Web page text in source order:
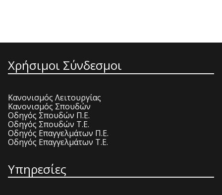
Χρήσιμοι Σύνδεσμοι
Κανονισμός Λειτουργίας
Κανονισμός Σπουδών
Οδηγός Σπουδών Π.Ε.
Οδηγός Σπουδών Τ.Ε.
Οδηγός Επαγγελμάτων Π.Ε.
Οδηγός Επαγγελμάτων Τ.Ε.
Υπηρεσίες